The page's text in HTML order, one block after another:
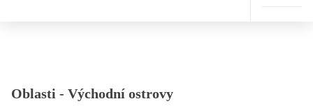
Oblasti - Východní ostrovy